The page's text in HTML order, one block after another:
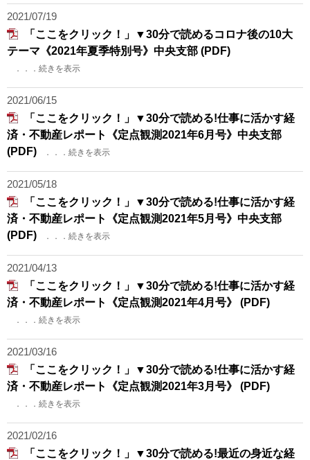
2021/07/19
「ここをクリック！」▼30分で読めるコロナ後の10大
テーマ《2021年夏季特別号》中央支部 (PDF)
．．．続きを表示
2021/06/15
「ここをクリック！」▼30分で読める!仕事に活かす経
済・不動産レポート《定点観測2021年6月号》中央支部
(PDF)
．．．続きを表示
2021/05/18
「ここをクリック！」▼30分で読める!仕事に活かす経
済・不動産レポート《定点観測2021年5月号》中央支部
(PDF)
．．．続きを表示
2021/04/13
「ここをクリック！」▼30分で読める!仕事に活かす経
済・不動産レポート《定点観測2021年4月号》 (PDF)
．．．続きを表示
2021/03/16
「ここをクリック！」▼30分で読める!仕事に活かす経
済・不動産レポート《定点観測2021年3月号》 (PDF)
．．．続きを表示
2021/02/16
「ここをクリック！」▼30分で読める!最近の身近な経